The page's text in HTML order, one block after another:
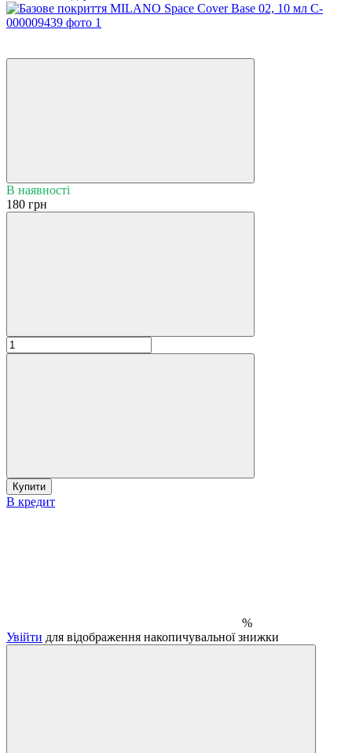
В наявності
180 грн
Купити
В кредит
%
Увійти для відображення накопичувальної знижки